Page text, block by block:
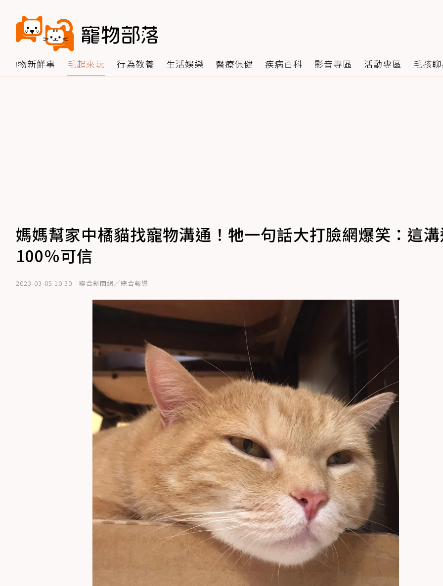
動物新鮮事 毛起來玩 行為教養 生活娛樂 醫療保健 疾病百科 影音專區 活動專區 毛孩
媽媽幫家中橘貓找寵物溝通！牠一句話大打臉網爆笑：這
100％可信
2023-03-05 10:30 聯合新聞網／綜合報導